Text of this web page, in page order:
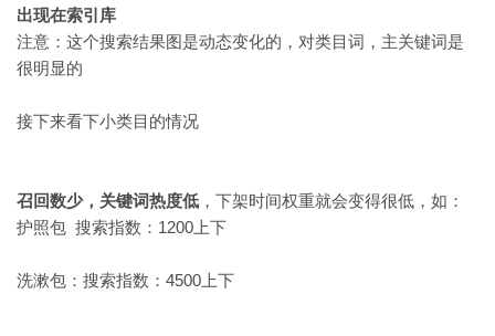
出现在索引库
注意：这个搜索结果图是动态变化的，对类目词，主关键词是
很明显的
接下来看下小类目的情况
召回数少，关键词热度低 ，下架时间权重就会变得很低，如：
护照包 搜索指数：1200上下
洗漱包：搜索指数：4500上下